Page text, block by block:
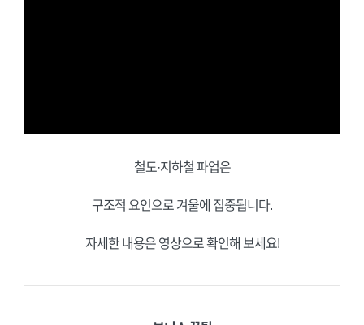
철도·지하철 파업은
구조적 요인으로 겨울에 집중됩니다.
자세한 내용은 영상으로 확인해 보세요!